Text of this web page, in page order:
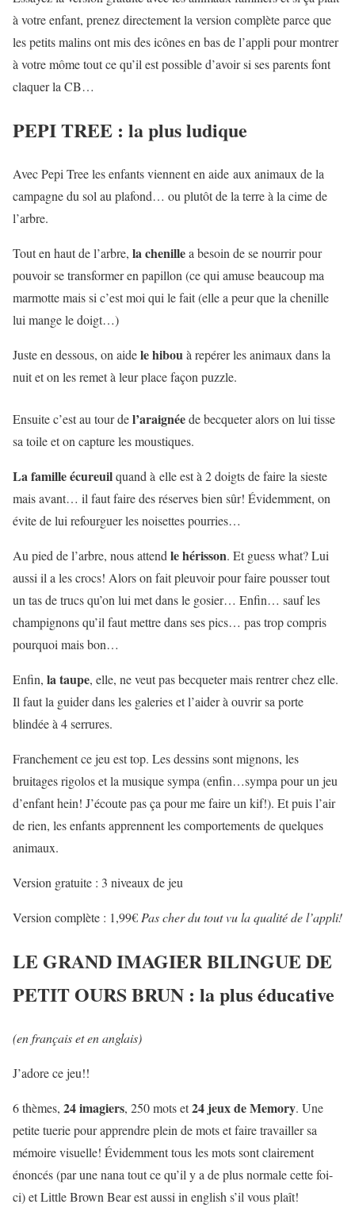
à votre enfant, prenez directement la version complète parce que
les petits malins ont mis des icônes en bas de l’appli pour montrer
à votre môme tout ce qu’il est possible d’avoir si ses parents font
claquer la CB…
PEPI TREE : la plus ludique
Avec Pepi Tree les enfants viennent en aide aux animaux de la
campagne du sol au plafond… ou plutôt de la terre à la cime de
l’arbre.
Tout en haut de l’arbre, la chenillea besoin de se nourrir pour
pouvoir se transformer en papillon (ce qui amuse beaucoup ma
marmotte mais si c’est moi qui le fait (elle a peur que la chenille
lui mange le doigt…)
Juste en dessous, on aidele hibouà repérer les animaux dans la
nuit et on les remet à leur place façon puzzle.
Ensuite c’est au tour del’araignéede becqueter alors on lui tisse
sa toile et on capture les moustiques.
La famille écureuilquand à elle est à 2 doigts de faire la sieste
mais avant… il faut faire des réserves bien sûr! Évidemment, on
évite de lui refourguer les noisettes pourries…
Au pied de l’arbre, nous attend le hérisson. Et guess what? Lui
aussi il a les crocs! Alors on fait pleuvoir pour faire pousser tout
un tas de trucs qu’on lui met dans le gosier… Enfin… sauf les
champignons qu’il faut mettre dans ses pics… pas trop compris
pourquoi mais bon…
Enfin, la taupe, elle, ne veut pas becqueter mais rentrer chez elle.
Il faut la guider dans les galeries et l’aider à ouvrir sa porte
blindée à 4 serrures.
Franchement ce jeu est top. Les dessins sont mignons, les
bruitages rigolos et la musique sympa (enfin…sympa pour un jeu
d’enfant hein! J’écoute pas ça pour me faire un kif!). Et puis l’air
de rien, les enfants apprennent les comportements de quelques
animaux.
Version gratuite : 3 niveaux de jeu
Version complète : 1,99€ Pas cher du tout vu la qualité de l’appli!
LE GRAND IMAGIER BILINGUE DE
PETIT OURS BRUN : la plus éducative
(en français et en anglais)
J’adore ce jeu!!
6 thèmes, 24 imagiers, 250 mots et24 jeux de Memory. Une
petite tuerie pour apprendre plein de mots et faire travailler sa
mémoire visuelle! Évidemment tous les mots sont clairement
énoncés (par une nana tout ce qu’il y a de plus normale cette foi-
ci) et Little Brown Bear est aussi in english s’il vous plaît!